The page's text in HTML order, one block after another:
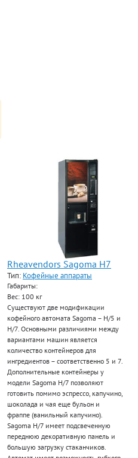
Rheavendors Sagoma H7
Тип: Кофейные аппараты
Габариты:
Вес: 100 кг
Существуют две модификации
кофейного автомата Sagoma – H/5 и
H/7. Основными различиями между
вариантами машин является
количество контейнеров для
ингредиентов – соответственно 5 и 7.
Дополнительные контейнеры у
модели Sagoma H/7 позволяют
готовить помимо эспрессо, капучино,
шоколада и чая еще бульон и
фраппе (ванильный капучино).
Sagoma H/7 имеет подсвеченную
переднюю декоративную панель и
большую загрузку стаканчиков.